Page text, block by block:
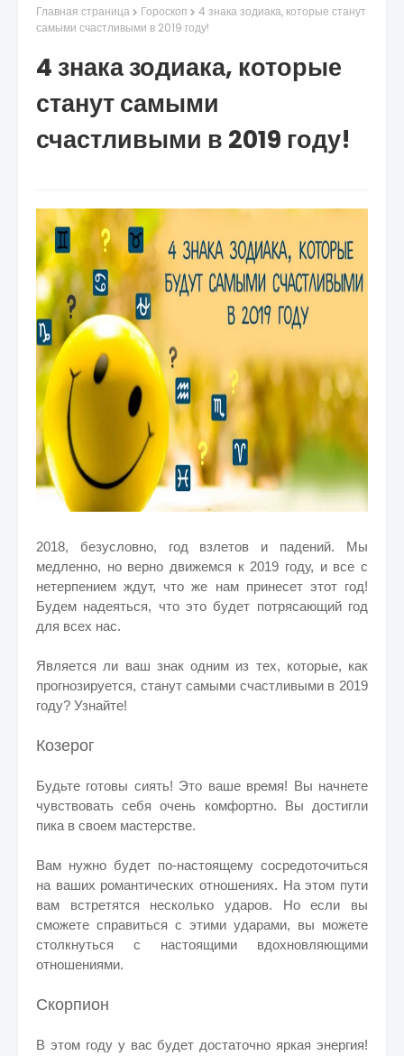
Главная страница Гороскоп
4 знака зодиака, которые станут
самыми счастливыми в 2019 году!
4 знака зодиака, которые
станут самыми
счастливыми в 2019 году!
2018, безусловно, год взлетов и падений. Мы
медленно, но верно движемся к 2019 году, и все с
нетерпением ждут, что же нам принесет этот год!
Будем надеяться, что это будет потрясающий год
для всех нас.
Является ли ваш знак одним из тех, которые, как
прогнозируется, станут самыми счастливыми в 2019
году? Узнайте!
Козерог
Будьте готовы сиять! Это ваше время! Вы начнете
чувствовать себя очень комфортно. Вы достигли
пика в своем мастерстве.
Вам нужно будет по-настоящему сосредоточиться
на ваших романтических отношениях. На этом пути
вам встретятся несколько ударов. Но если вы
сможете справиться с этими ударами, вы можете
столкнуться с настоящими вдохновляющими
отношениями.
Скорпион
В этом году у вас будет достаточно яркая энергия!